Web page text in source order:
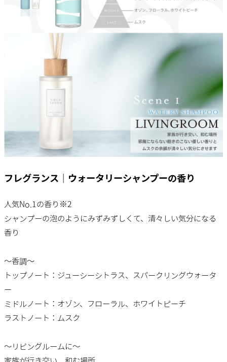
フレグランス｜ウォータリーシャンプーの香り
人気No.1の香り※2
シャンプーの泡のようにみずみずしくて、清々しい気分になる
香り
～香調～
トップノート：ジューシーシトラス、スパークリングウォータ
ー
ミドルノート：オゾン、フローラル、ホワイトピーチ
ラストノート：ムスク
～リビングルームに～
家族が行き交い、和む場所